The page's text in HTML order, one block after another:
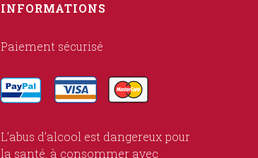
INFORMATIONS
Paiement sécurisé
L’abus d’alcool est dangereux pour
la santé, à consommer avec